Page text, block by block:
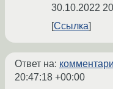
30.10.2022
Ссылка
Ответ на:
20:47:18 +00:00